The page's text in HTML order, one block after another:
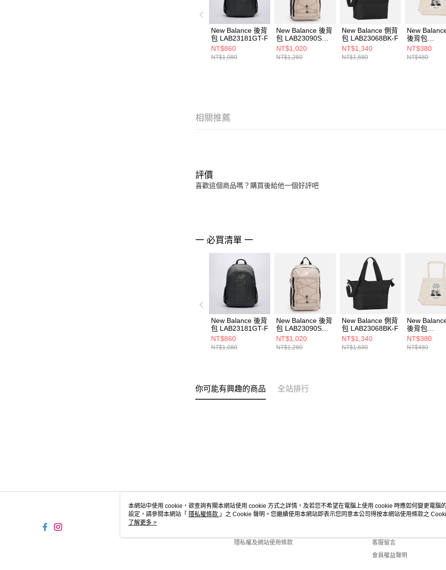
New Balance 後背
包 LAB23181GT-F
NT$860
NT$1,080
New Balance 後背
包 LAB23090SOT-
F
NT$1,020
NT$1,280
New Balance 側背
包 LAB23068BK-F
NT$1,340
NT$1,680
New
後背包
NT$380
NT$480
相關推薦
評價
喜歡這個商品嗎？購買後給他一個好評吧
一 必買清單 一
New Balance 後背
包 LAB23181GT-F
NT$860
NT$1,080
New Balance 後背
包 LAB23090SOT-
F
NT$1,020
NT$1,280
New Balance 側背
包 LAB23068BK-F
NT$1,340
NT$1,680
New
後背包
NT$380
NT$480
你可能有興趣的商品 全站排行
關於我們
隱私權及網站使用條款
客服資訊
客服留言
會員權益聲明
本網站中使用 cookie，欲查詢有關本網站使用 cookie 方式之詳情，及若您不希望在電腦上使用 cookie 時應如何變更電腦
設定，請參閱本網站「 隱私權條款 」之 Cookie 聲明。您繼續使用本網站即表示您同意本公司得按本網站使用條款之
使用 cookie。
了解更多 >